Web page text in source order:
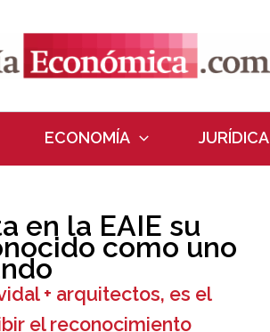
ECONOMÍA JURÍDICA
en la EAIE su
como uno
+ arquitectos, es el
el reconocimiento